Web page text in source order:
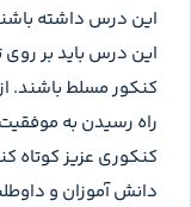
این درس داشته
این درس باید بر
کنکور مسلط باشند.
راه رسیدن به
کنکوری عزیز کوتاه
دانش آموزان و